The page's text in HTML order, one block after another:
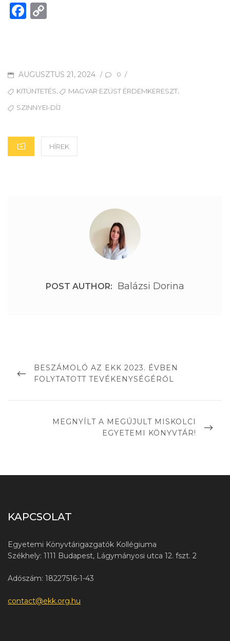
F
b
o
o
Li
n
k
AUGUSZTUS 21, 2024 / 0 /
KITÜNTETÉS, MAGYAR EZÜST ÉRDEMKERESZT,
SZINNYEI-DÍJ
HÍREK
POST AUTHOR: Balázsi Dorina
BESZÁMOLÓ AZ EKK 2023. ÉVBEN
FOLYTATOTT TEVÉKENYSÉGÉRŐL
MEGNYÍLT A MEGÚJULT MISKOLCI
EGYETEMI KÖNYVTÁR!
KAPCSOLAT
Egyetemi Könyvtárigazgatók Kollégiuma
Székhely: 1111 Budapest, Lágymányosi utca 12. fszt. 2
Adószám: 18227516-1-43
contact@ekk.org.hu